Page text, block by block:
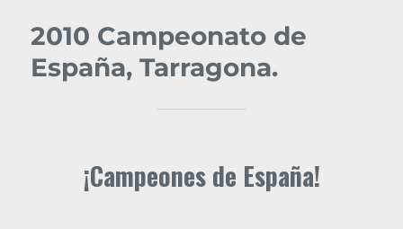
2010 Campeonato de
España, Tarragona.
¡Campeones de España!